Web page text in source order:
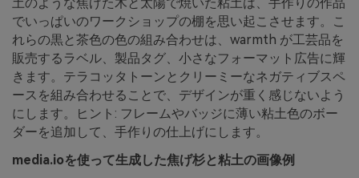
でいっぱいのワークショップの棚を思い起こさせます。こ
れらの黒と茶色の色の組み合わせは、warmth が工芸品を
販売するラベル、製品タグ、小さなフォーマット広告に輝
きます。テラコッタトーンとクリーミーなネガティブスペ
ースを組み合わせることで、デザインが重く感じないよう
にします。ヒント: フレームやバッジに薄い粘土色のボー
ダーを追加して、手作りの仕上げにします。
media.ioを使って生成した焦げ杉と粘土の画像例